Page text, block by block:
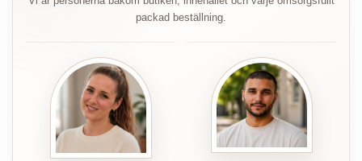
packad beställning.